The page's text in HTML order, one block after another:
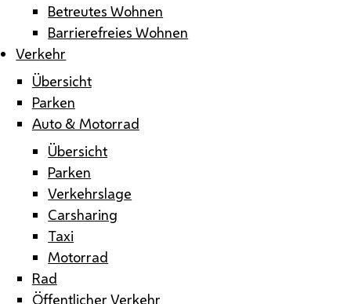
Betreutes Wohnen
Barrierefreies Wohnen
Verkehr
Übersicht
Parken
Auto & Motorrad
Übersicht
Parken
Verkehrslage
Carsharing
Taxi
Motorrad
Rad
Öffentlicher Verkehr